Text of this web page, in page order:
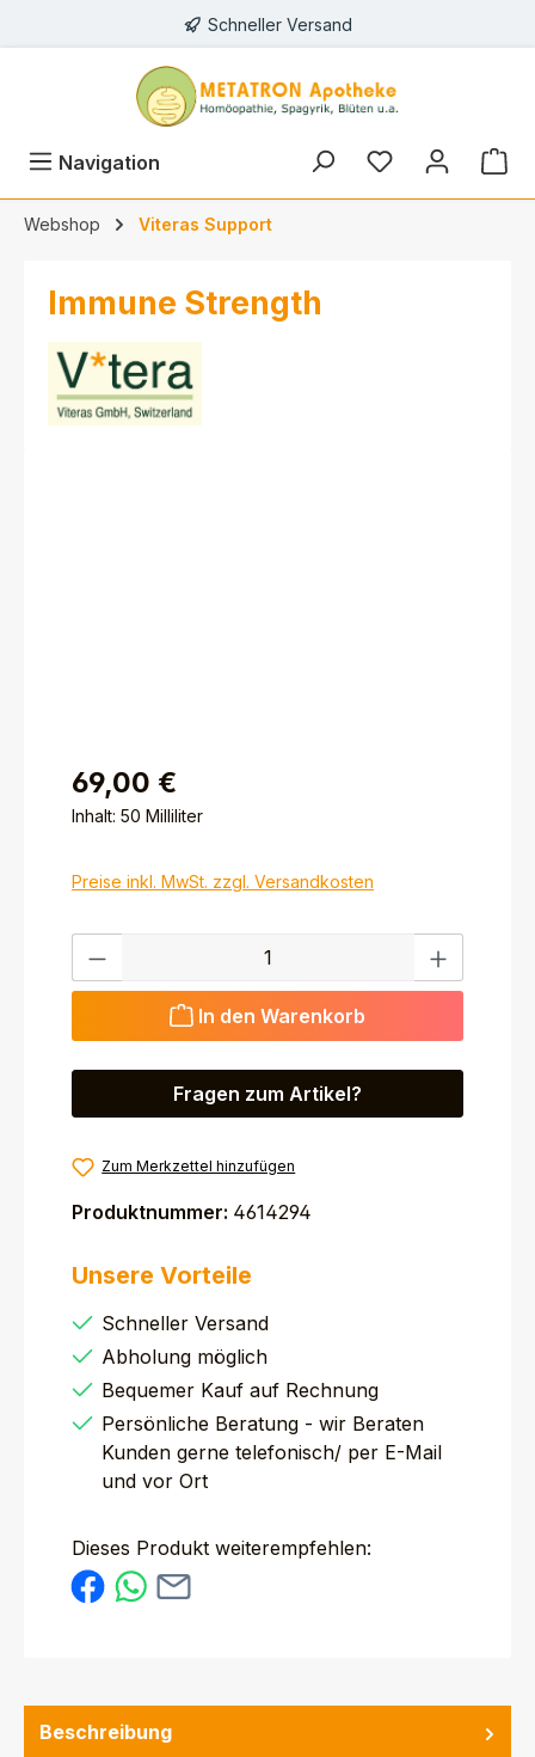
Schneller Versand
Navigation
Webshop Viteras Support
Immune Strength
69,00 €
Inhalt: 50 Milliliter
Preise inkl. MwSt. zzgl. Versandkosten
Produkt Anzahl: Gib den gewünschten Wert ein
In den Warenkorb
Fragen zum Artikel?
Zum Merkzettel hinzufügen
Produktnummer: 4614294
Unsere Vorteile
Schneller Versand
Abholung möglich
Bequemer Kauf auf Rechnung
Persönliche Beratung - wir Beraten
Kunden gerne telefonisch/ per E-Mail
und vor Ort
Dieses Produkt weiterempfehlen:
Beschreibung